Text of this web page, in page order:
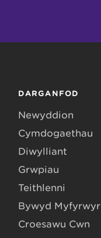
DARGANFOD
Newyddion
Cymdogaethau
Diwylliant
Grwpiau
Teithlenni
Bywyd Myfyrwyr
Croesawu Cŵn